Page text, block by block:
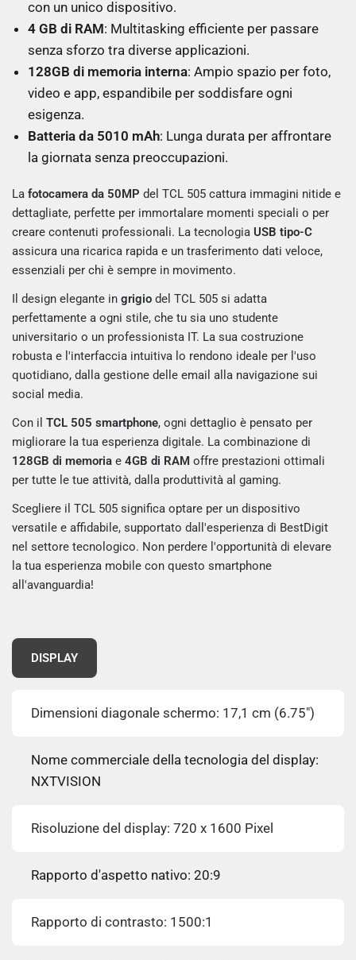
con un unico dispositivo.
4 GB di RAM: Multitasking efficiente per passare
senza sforzo tra diverse applicazioni.
128GB di memoria interna: Ampio spazio per foto,
video e app, espandibile per soddisfare ogni
esigenza.
Batteria da 5010 mAh: Lunga durata per affrontare
la giornata senza preoccupazioni.
Lafotocamera da 50MP del TCL 505 cattura immagini nitide e
dettagliate, perfette per immortalare momenti speciali o per
creare contenuti professionali. La tecnologia USB tipo-C
assicura una ricarica rapida e un trasferimento dati veloce,
essenziali per chi è sempre in movimento.
Il design elegante ingrigio del TCL 505 si adatta
perfettamente a ogni stile, che tu sia uno studente
universitario o un professionista IT. La sua costruzione
robusta e l'interfaccia intuitiva lo rendono ideale per l'uso
quotidiano, dalla gestione delle email alla navigazione sui
social media.
Con ilTCL 505 smartphone, ogni dettaglio è pensato per
migliorare la tua esperienza digitale. La combinazione di
128GB di memoria e4GB di RAM offre prestazioni ottimali
per tutte le tue attività, dalla produttività al gaming.
Scegliere il TCL 505 significa optare per un dispositivo
versatile e affidabile, supportato dall'esperienza di BestDigit
nel settore tecnologico. Non perdere l'opportunità di elevare
la tua esperienza mobile con questo smartphone
all'avanguardia!
DISPLAY
Dimensioni diagonale schermo: 17,1 cm (6.75")
Nome commerciale della tecnologia del display:
NXTVISION
Risoluzione del display: 720 x 1600 Pixel
Rapporto d'aspetto nativo: 20:9
Rapporto di contrasto: 1500:1